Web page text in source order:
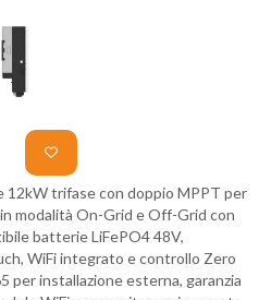
trifase con doppio MPPT per
modalità On-Grid e Off-Grid con
batterie LiFePO4 48V,
WiFi integrato e controllo Zero
per installazione esterna, garanzia